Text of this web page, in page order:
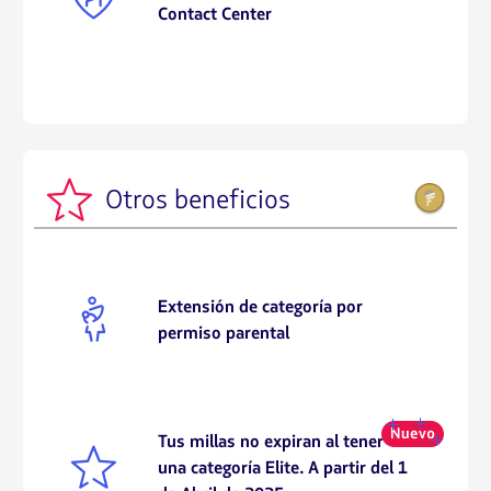
Contact Center
FFP002 Otros beneficios
PEO016
Extensión de categoría por
permiso parental
FFP002
Tus millas no expiran al tener
una categoría Elite. A partir del 1